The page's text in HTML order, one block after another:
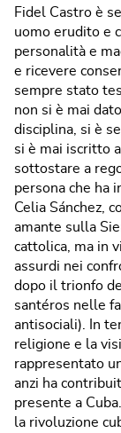
Fidel Castro è
uomo erudito e
personalità e
e ricevere
sempre stato
non si è mai
disciplina, si è
si è mai iscritto
sottostare a
persona che ha
Celia Sánchez,
amante sulla
cattolica, ma in
assurdi nei
dopo il trionfo
santéros nelle
antisociali). In
religione e la
rappresentato
anzi ha
presente a
la rivoluzione